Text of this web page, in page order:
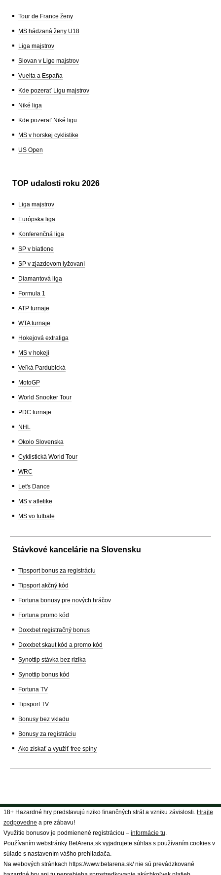
Tour de France ženy
MS hádzaná ženy U18
Liga majstrov
Slovan v Lige majstrov
Vuelta a España
Kde pozerať Ligu majstrov
Niké liga
Kde pozerať Niké ligu
MS v horskej cyklistike
US Open
TOP udalosti roku 2026
Liga majstrov
Európska liga
Konferenčná liga
SP v biatlone
SP v zjazdovom lyžovaní
Diamantová liga
Formula 1
ATP turnaje
WTA turnaje
Hokejová extraliga
MS v hokeji
Veľká Pardubická
MotoGP
World Snooker Tour
PDC turnaje
NHL
Okolo Slovenska
Cyklistická World Tour
WRC
Let's Dance
MS v atletike
MS vo futbale
Stávkové kancelárie na Slovensku
Tipsport bonus za registráciu
Tipsport akčný kód
Fortuna bonusy pre nových hráčov
Fortuna promo kód
Doxxbet registračný bonus
Doxxbet skaut kód a promo kód
Synottip stávka bez rizika
Synottip bonus kód
Fortuna TV
Tipsport TV
Bonusy bez vkladu
Bonusy za registráciu
Ako získať a využiť free spiny
18+ Hazardné hry predstavujú riziko finančných strát a vzniku závislosti. Hrajte
zodpovedne a pre zábavu!
Využitie bonusov je podmienené registráciou – informácie tu
Používaním webstránky BetArena.sk vyjadrujete súhlas s používaním cookies v
súlade s nastavením vášho prehliadača.
Na webových stránkach https://www.betarena.sk/ nie sú prevádzkované